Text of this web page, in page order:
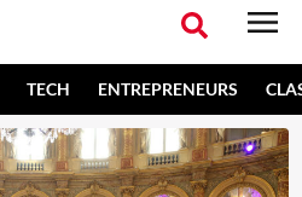
TECH ENTREPRENEURS